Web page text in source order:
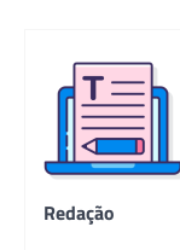
Redação